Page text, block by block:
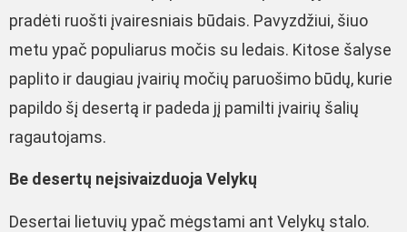
pradėti ruošti įvairesniais būdais. Pavyzdžiui, šiuo
metu ypač populiarus močis su ledais. Kitose šalyse
paplito ir daugiau įvairių močių paruošimo būdų, kurie
papildo šį desertą ir padeda jį pamilti įvairių šalių
ragautojams.
Be desertų neįsivaizduoja Velykų
Desertai lietuvių ypač mėgstami ant Velykų stalo.